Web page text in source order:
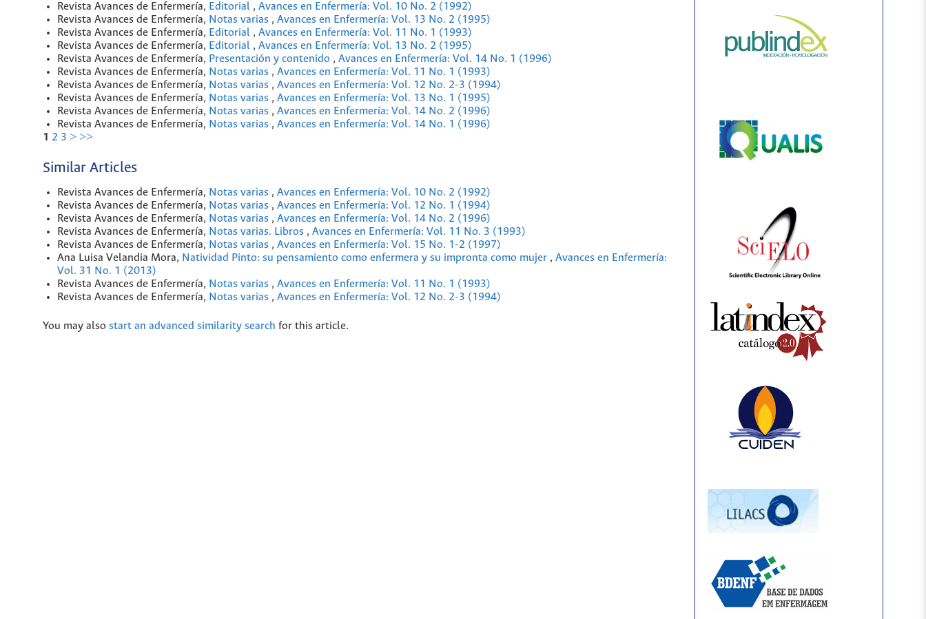
Revista Avances de Enfermería, Editorial , Avances en Enfermería: Vol. 10 No. 2 (1992)
Revista Avances de Enfermería, Notas varias , Avances en Enfermería: Vol. 13 No. 2 (1995)
Revista Avances de Enfermería, Editorial , Avances en Enfermería: Vol. 11 No. 1 (1993)
Revista Avances de Enfermería, Editorial , Avances en Enfermería: Vol. 13 No. 2 (1995)
Revista Avances de Enfermería, Presentación y contenido , Avances en Enfermería: Vol. 14 No. 1 (1996)
Revista Avances de Enfermería, Notas varias , Avances en Enfermería: Vol. 11 No. 1 (1993)
Revista Avances de Enfermería, Notas varias , Avances en Enfermería: Vol. 12 No. 2-3 (1994)
Revista Avances de Enfermería, Notas varias , Avances en Enfermería: Vol. 13 No. 1 (1995)
Revista Avances de Enfermería, Notas varias , Avances en Enfermería: Vol. 14 No. 2 (1996)
Revista Avances de Enfermería, Notas varias , Avances en Enfermería: Vol. 14 No. 1 (1996)
1 2 3 > >>
Similar Articles
Revista Avances de Enfermería, Notas varias , Avances en Enfermería: Vol. 10 No. 2 (1992)
Revista Avances de Enfermería, Notas varias , Avances en Enfermería: Vol. 12 No. 1 (1994)
Revista Avances de Enfermería, Notas varias , Avances en Enfermería: Vol. 14 No. 2 (1996)
Revista Avances de Enfermería, Notas varias. Libros , Avances en Enfermería: Vol. 11 No. 3 (1993)
Revista Avances de Enfermería, Notas varias , Avances en Enfermería: Vol. 15 No. 1-2 (1997)
Ana Luisa Velandia Mora, Natividad Pinto: su pensamiento como enfermera y su impronta como mujer , Avances en Enfermería:
Vol. 31 No. 1 (2013)
Revista Avances de Enfermería, Notas varias , Avances en Enfermería: Vol. 11 No. 1 (1993)
Revista Avances de Enfermería, Notas varias , Avances en Enfermería: Vol. 12 No. 2-3 (1994)
You may also start an advanced similarity search for this article.